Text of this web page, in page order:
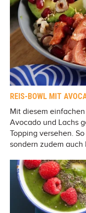
REIS-BOWL MIT
Mit diesem
Avocado und Lachs
Topping versehen.
sondern zudem auch